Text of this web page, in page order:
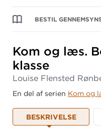
BESTIL
Kom og læs.
klasse
Louise Flensted
En del af serien Kom og
BESKRIVELSE